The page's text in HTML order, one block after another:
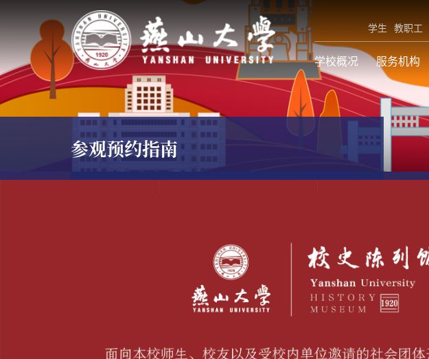
学生 教职工
学校概况 服务机构
参观预约指南